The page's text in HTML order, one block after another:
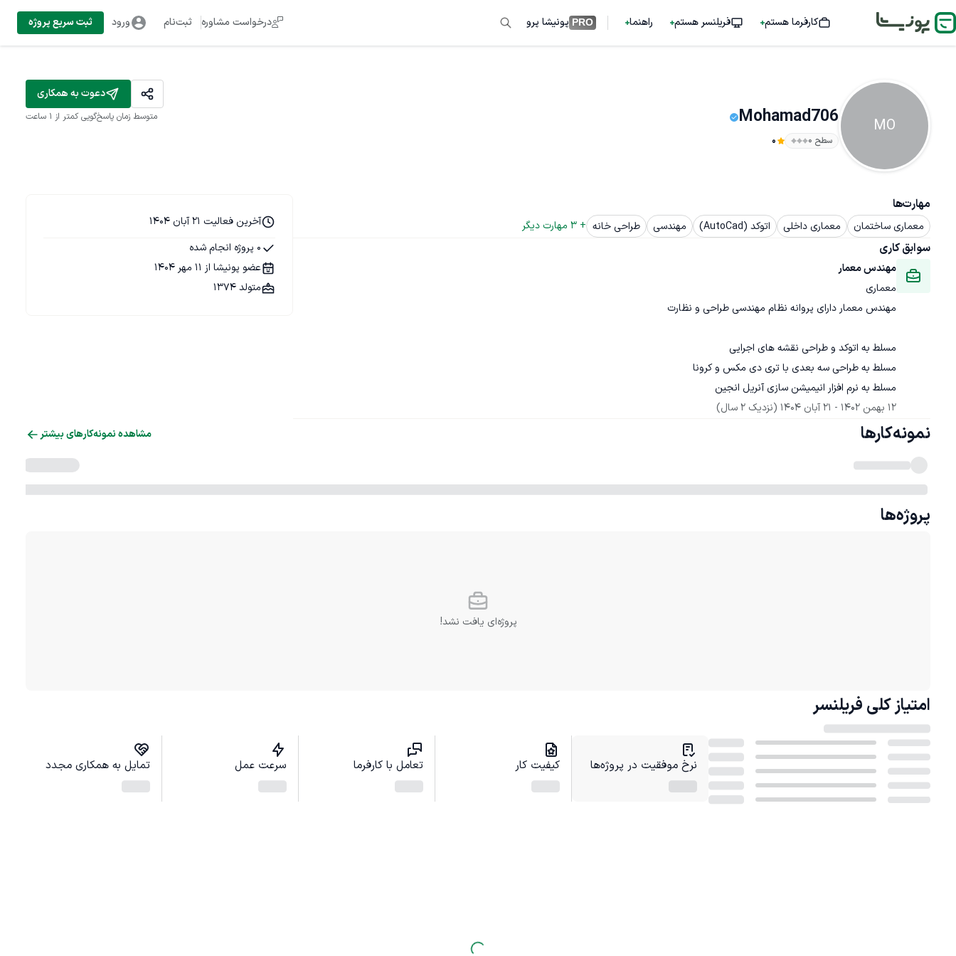
کارفرما هستم فریلنسر هستم راهنما PRO پونیشا پرو درخواست مشاوره ثبت‌نام ورود ثبت سریع پروژه
MO
Mohamad706
سطح ۰ 0
دعوت به همکاری
متوسط زمان پاسخ‌گویی کمتر از 1 ساعت
مهارت‌ها
معماری ساختمان معماری داخلی اتوکد (AutoCad) مهندسی طراحی خانه +
3 مهارت دیگر
سوابق کاری
مهندس معمار
معماری
مسلط به نرم افزار انیمیشن سازی آنریل انجین
12 بهمن 1402
- 21 آبان 1404 (نزدیک 2 سال)
آخرین فعالیت 21 آبان 1404
0 پروژه انجام شده
عضو پونیشا از 11 مهر 1404
متولد 1374
نمونه‌کارها مشاهده نمونه‌کارهای بیشتر
پروژه‌ها
پروژه‌ای یافت نشد!
امتیاز کلی فریلنسر
نرخ موفقیت در پروژه‌ها کیفیت کار تعامل با کارفرما سرعت عمل تمایل به همکاری مجدد